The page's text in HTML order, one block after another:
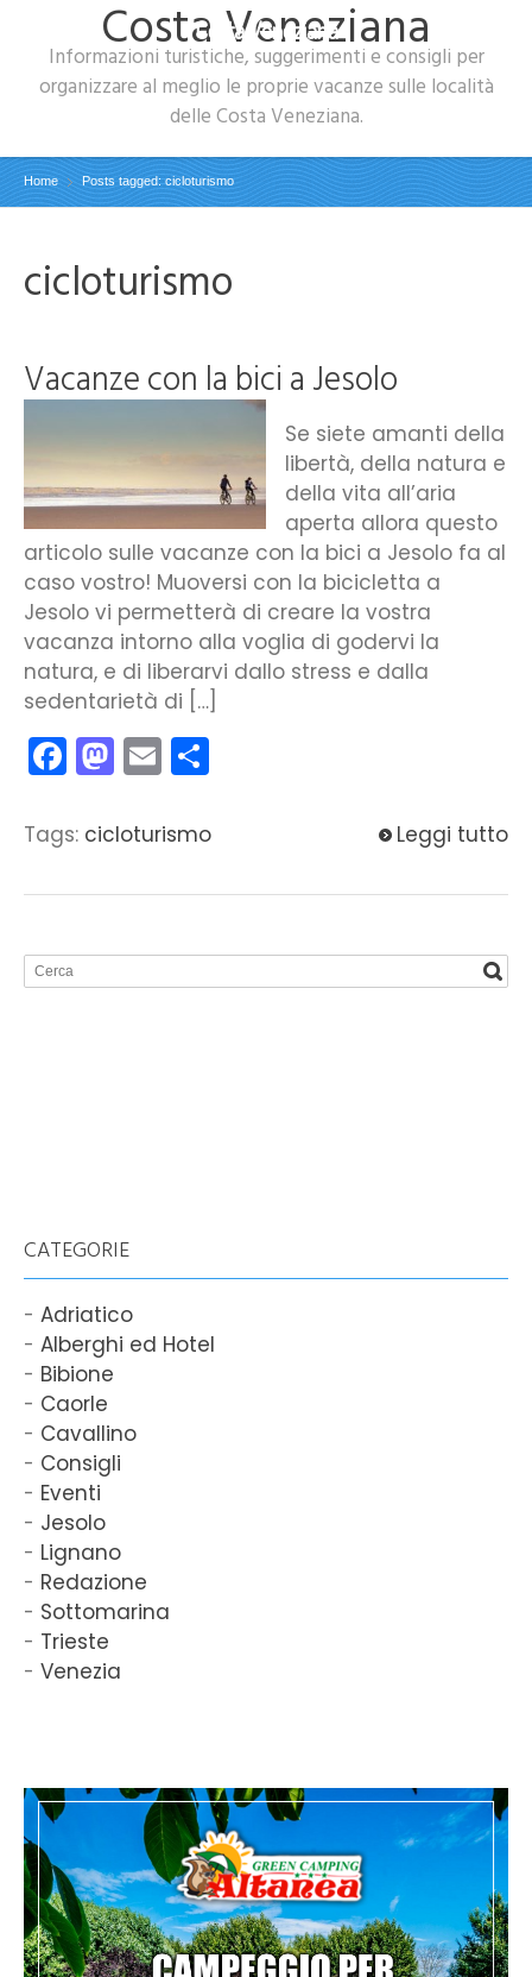
Costa Veneziana
Informazioni turistiche, suggerimenti e consigli per
organizzare al meglio le proprie vacanze sulle località
delle Costa Veneziana.
Home Posts tagged: cicloturismo
cicloturismo
Vacanze con la bici a Jesolo
Se siete amanti della
libertà, della natura e
della vita all’aria
aperta allora questo
articolo sulle vacanze con la bici a Jesolo fa al
caso vostro! Muoversi con la bicicletta a
Jesolo vi permetterà di creare la vostra
vacanza intorno alla voglia di godervi la
natura, e di liberarvi dallo stress e dalla
sedentarietà di […]
Facebook
Mastodon
Email
Tags: cicloturismo Leggi tutto
CATEGORIE
Adriatico
Alberghi ed Hotel
Bibione
Caorle
Cavallino
Consigli
Eventi
Jesolo
Lignano
Redazione
Sottomarina
Trieste
Venezia
Costa Veneziana